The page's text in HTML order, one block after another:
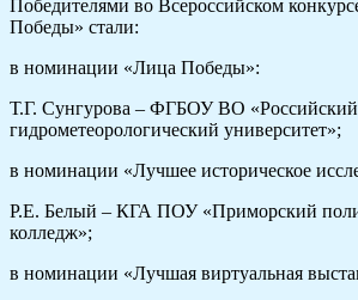
Победителями во Всероссийском
Победы» стали:
в номинации «Лица Победы»:
Т.Г. Сунгурова – ФГБОУ ВО «Российский
гидрометеорологический университет»;
в номинации «Лучшее историческое
Р.Е. Белый – КГА ПОУ «Приморский
колледж»;
в номинации «Лучшая виртуальная